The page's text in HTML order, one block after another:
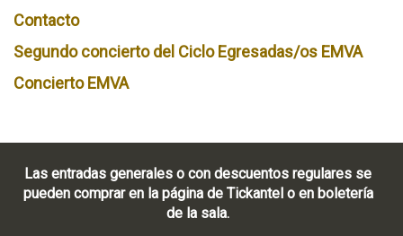
Contacto
Segundo concierto del Ciclo Egresadas/os EMVA
Concierto EMVA
Las entradas generales o con descuentos regulares se
pueden comprar en la página de Tickantel o en boletería
de la sala.